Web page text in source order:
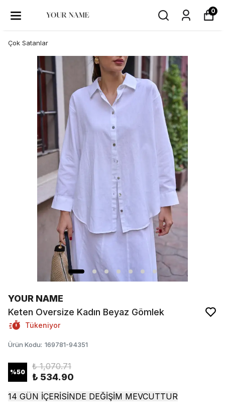
0
Çok Satanlar
YOUR NAME
Keten Oversize Kadın Beyaz Gömlek
Tükeniyor
Ürün Kodu: 169781-94351
%50
₺ 1,070.71
₺ 534.90
14 GÜN İÇERİSİNDE DEĞİŞİM MEVCUTTUR